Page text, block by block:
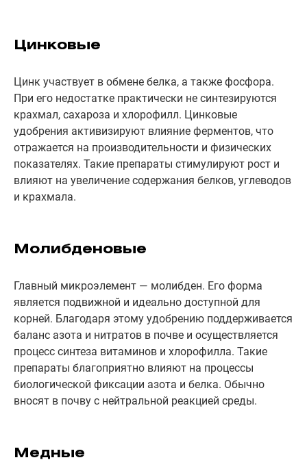
Цинковые
Цинк участвует в обмене белка, а также фосфора.
При его недостатке практически не синтезируются
крахмал, сахароза и хлорофилл. Цинковые
удобрения активизируют влияние ферментов, что
отражается на производительности и физических
показателях. Такие препараты стимулируют рост и
влияют на увеличение содержания белков, углеводов
и крахмала.
Молибденовые
Главный микроэлемент — молибден. Его форма
является подвижной и идеально доступной для
корней. Благодаря этому удобрению поддерживается
баланс азота и нитратов в почве и осуществляется
процесс синтеза витаминов и хлорофилла. Такие
препараты благоприятно влияют на процессы
биологической фиксации азота и белка. Обычно
вносят в почву с нейтральной реакцией среды.
Медные